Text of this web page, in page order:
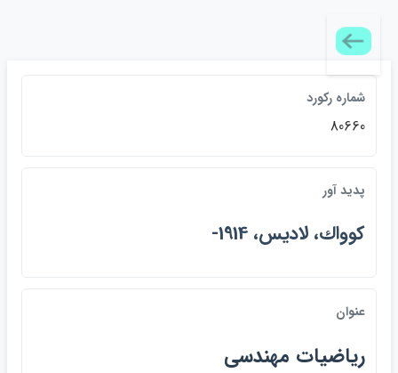
شماره ركورد
80660
پديد آور
كوواك، لاديس، 1914-
عنوان
رياضيات مهندسي